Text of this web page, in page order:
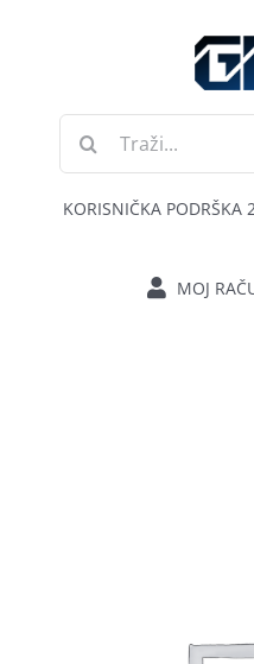
Traži...
KORISNIČKA
MOJ
KABELI I KONEKTORI